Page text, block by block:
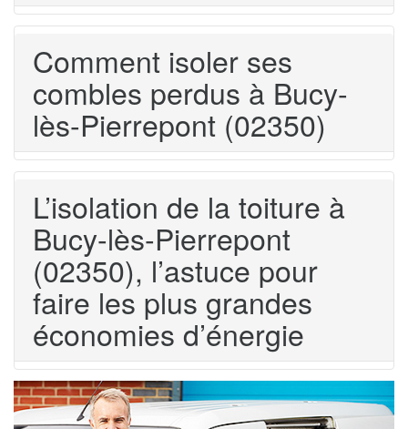
Comment isoler ses
combles perdus à Bucy-
lès-Pierrepont (02350)
L’isolation de la toiture à
Bucy-lès-Pierrepont
(02350), l’astuce pour
faire les plus grandes
économies d’énergie